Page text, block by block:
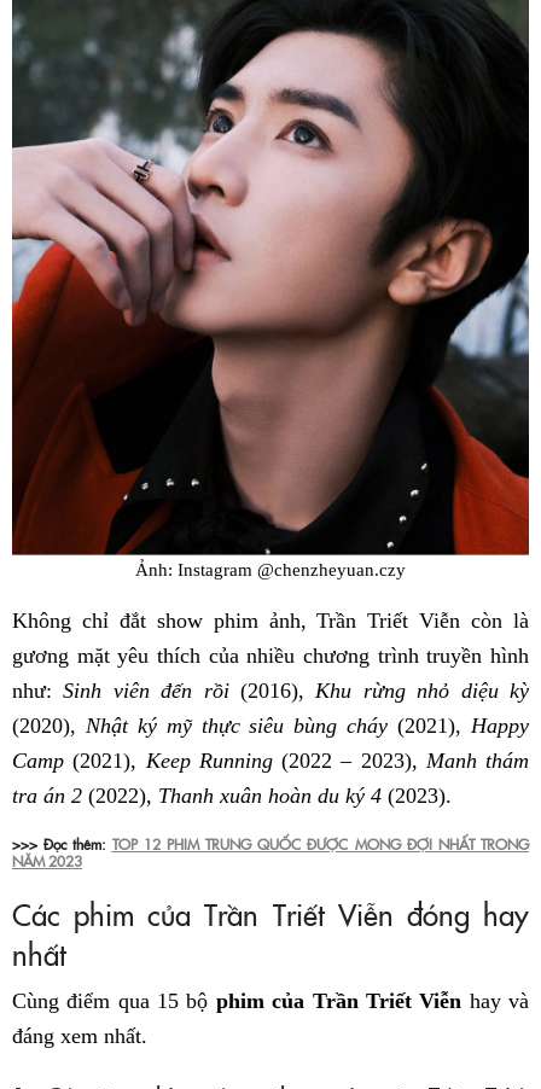
Ảnh: Instagram @chenzheyuan.czy
Không chỉ đắt show phim ảnh, Trần Triết Viễn còn là
gương mặt yêu thích của nhiều chương trình truyền hình
như:Sinh viên đến rồi(2016), Khu rừng nhỏ diệu kỳ
(2020), Nhật ký mỹ thực siêu bùng cháy (2021), Happy
Camp (2021), Keep Running(2022 – 2023), Manh thám
tra án 2 (2022), Thanh xuân hoàn du ký 4 (2023).
>>> Đọc thêm: TOP 12 PHIM TRUNG QUỐC ĐƯỢC MONG ĐỢI NHẤT TRONG
NĂM 2023
Các phim của Trần Triết Viễn đóng hay
nhất
Cùng điểm qua 15 bộ phim của Trần Triết Viễn hay và
đáng xem nhất.